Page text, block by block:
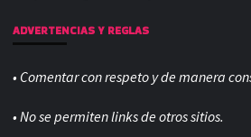
ADVERTENCIAS Y REGLAS
• Comentar con respeto y de manera
• No se permiten links de otros sitios.